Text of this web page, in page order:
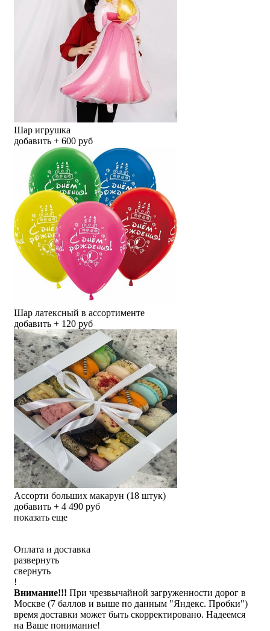
Шар игрушка
добавить + 600 руб
Шар латексный в ассортименте
добавить + 120 руб
Ассорти больших макарун (18 штук)
добавить + 4 490 руб
показать еще
Оплата и доставка
развернуть
свернуть
!
Внимание!!! При чрезвычайной загруженности дорог в
Москве (7 баллов и выше по данным "Яндекс. Пробки")
время доставки может быть скорректировано. Надеемся
на Ваше понимание!